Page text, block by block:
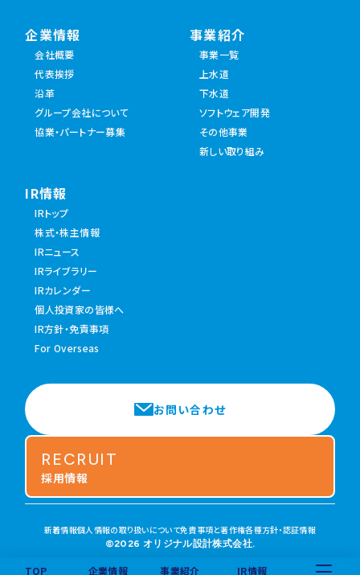
TOP 企業情報 事業紹介 IR情報
企業情報
会社概要
代表挨拶
沿革
グループ会社について
協業・パートナー募集
事業紹介
事業一覧
上水道
下水道
ソフトウェア開発
その他事業
新しい取り組み
IR情報
IRトップ
株式・株主情報
IRニュース
IRライブラリー
IRカレンダー
個人投資家の皆様へ
IR方針・免責事項
For Overseas
お問い合わせ
RECRUIT
採用情報
新着情報個人情報の取り扱いについて免責事項と著作権各種方針・認証情報
©2026 オリジナル設計株式会社.